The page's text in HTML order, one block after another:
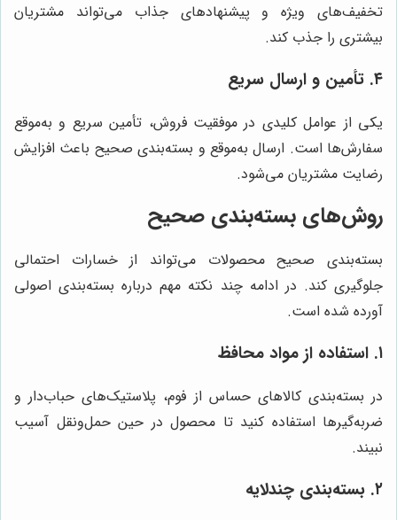
تخفیف‌های ویژه و پیشنهادهای جذاب می‌تواند مشتریان
بیشتری را جذب کند.
۴. تأمین و ارسال سریع
یکی از عوامل کلیدی در موفقیت فروش، تأمین سریع و به‌موقع
سفارش‌ها است. ارسال به‌موقع و بسته‌بندی صحیح باعث افزایش
رضایت مشتریان می‌شود.
روش‌های بسته‌بندی صحیح
بسته‌بندی صحیح محصولات می‌تواند از خسارات احتمالی
جلوگیری کند. در ادامه چند نکته مهم درباره بسته‌بندی اصولی
آورده شده است.
۱. استفاده از مواد محافظ
در بسته‌بندی کالاهای حساس از فوم، پلاستیک‌های حباب‌دار و
ضربه‌گیرها استفاده کنید تا محصول در حین حمل‌ونقل آسیب
نبیند.
۲. بسته‌بندی چندلایه